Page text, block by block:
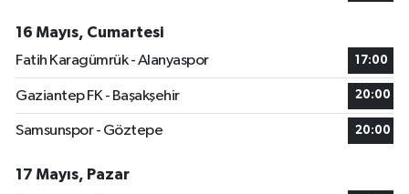
16 Mayıs, Cumartesi
Fatih Karagümrük - Alanyaspor
17:00
Gaziantep FK - Başakşehir 20:00
Samsunspor - Göztepe 20:00
17 Mayıs, Pazar